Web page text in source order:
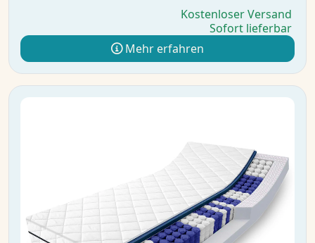
Kostenloser Versand
Sofort lieferbar
Mehr erfahren